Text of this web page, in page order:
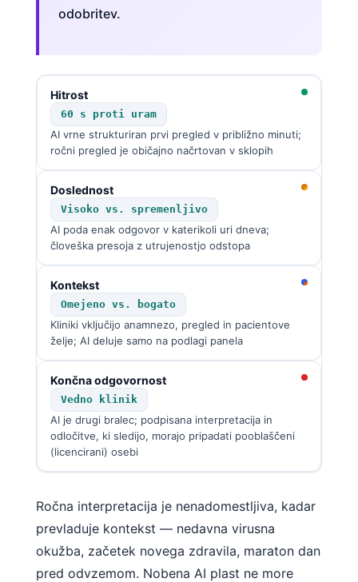
odobritev.
●
Hitrost
60 s proti uram
AI vrne strukturiran prvi pregled v približno minuti;
ročni pregled je običajno načrtovan v sklopih
●
Doslednost
Visoko vs. spremenljivo
AI poda enak odgovor v katerikoli uri dneva;
človeška presoja z utrujenostjo odstopa
●
Kontekst
Omejeno vs. bogato
Kliniki vključijo anamnezo, pregled in pacientove
želje; AI deluje samo na podlagi panela
●
Končna odgovornost
Vedno klinik
AI je drugi bralec; podpisana interpretacija in
odločitve, ki sledijo, morajo pripadati pooblaščeni
(licencirani) osebi
Ročna interpretacija je nenadomestljiva, kadar
prevladuje kontekst — nedavna virusna
okužba, začetek novega zdravila, maraton dan
pred odvzemom. Nobena AI plast ne more
Shqip
বাংলা
اردو
தமிழ்
ગુજરાતી
ಕನ್ನಡ
മലയാളം
Bahasa Melayu
Tiếng Việt
Tagalog
ไทย
ဗမာစာ
ភាសាខ្មែរ
Kiswahili
አማርኛ
Українська
O‘zbekcha
Suomi